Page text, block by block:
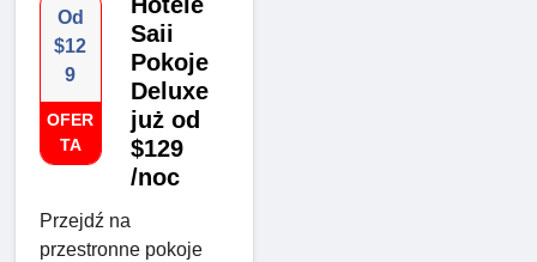
Od
$12
9
OFER
TA
Saii
Pokoje
Deluxe
już od
$129
/noc
Przejdź na
przestronne pokoje